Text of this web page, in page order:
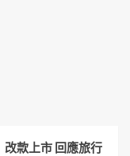
款上市 回應旅行